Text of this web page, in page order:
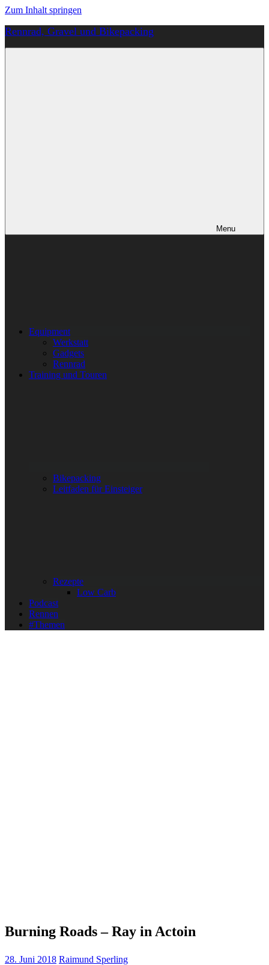
Zum Inhalt springen
Rennrad, Gravel und Bikepacking
Menu
Equipment
Werkstatt
Gadgets
Rennrad
Training und Touren
Bikepacking
Leitfaden für Einsteiger
Rezepte
Low Carb
Podcast
Rennen
#Themen
Burning Roads – Ray in Actoin
28. Juni 2018 Raimund Sperling